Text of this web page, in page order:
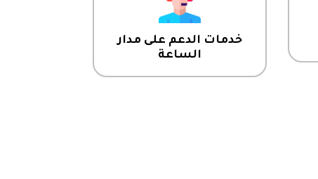
خدمات الدعم على مدار
الساعة